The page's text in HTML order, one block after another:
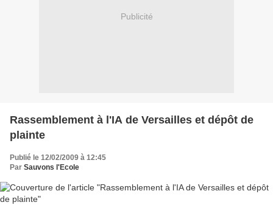
Publicité
Rassemblement à l'IA de Versailles et dépôt de
plainte
Publié le 12/02/2009 à 12:45
Par Sauvons l'Ecole